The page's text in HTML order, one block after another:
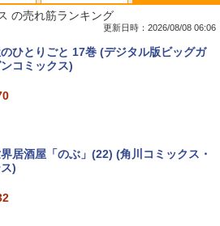
Soundcore P40i オフホワイト
Soundcore P31i ブラック
WAYNE feat. Flo Milli, ATL Jacob
WAYNE feat. Flo Milli, ATL Jacob
限定】 い・ろ・は・す 2L P
ベルレス ×8本
天然水 ラベルレス 500ml ×24本
の天然水 バナジウム含有 水 ミネラル
ル (Smart Basic)
の売れ筋ランキング
更新日時：2026/08/08 06:06
ひとりごと 17巻 (デジタル版ビッグガ
コミックス)
居酒屋「のぶ」(22) (角川コミックス・
)